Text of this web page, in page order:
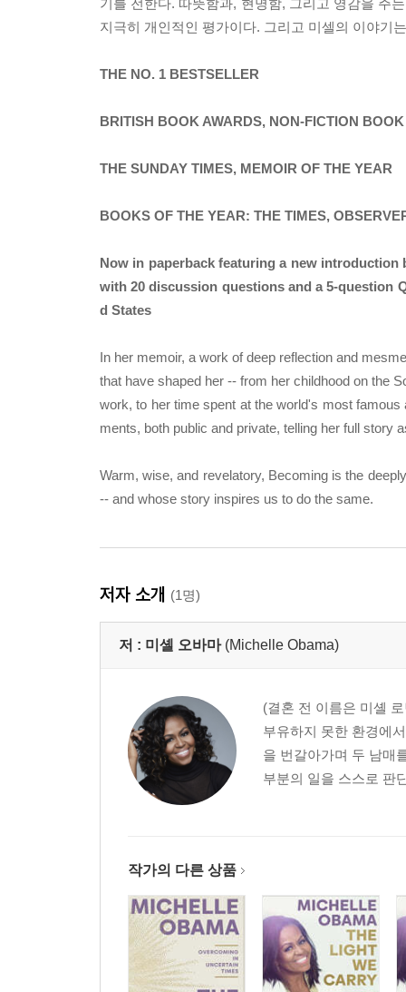
기를 전한다. 따뜻함과, 현명함, 그리고 영감을 주
지극히 개인적인 평가이다. 그리고 미셀의 이야기
THE NO. 1 BESTSELLER
BRITISH BOOK AWARDS, NON-FICTION
THE SUNDAY TIMES, MEMOIR OF THE YEAR
BOOKS OF THE YEAR: THE TIMES,
Now in paperback featuring a new
with 20 discussion questions and a 5-question
d States
In her memoir, a work of deep reflection and
that have shaped her -- from her childhood on the
work, to her time spent at the world's most
ments, both public and private, telling her full story
Warm, wise, and revelatory, Becoming is the
-- and whose story inspires us to do the same.
저자 소개 (1명)
저 : 미셸 오바마 (Michelle Obama)
(결혼 전 이름은 미셸
부유하지 못한 환경에
을 번갈아가며 두 남매
부분의 일을 스스로 판
작가의 다른 상품